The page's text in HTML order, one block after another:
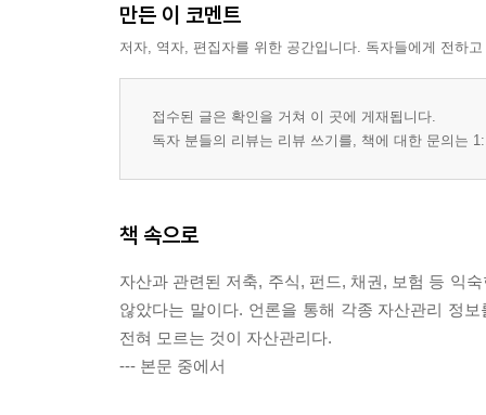
만든 이 코멘트
저자, 역자, 편집자를 위한 공간입니다. 독자들에게 전하
접수된 글은 확인을 거쳐 이 곳에 게재됩니다.
독자 분들의 리뷰는 리뷰 쓰기를, 책에 대한 문의는
책 속으로
자산과 관련된 저축, 주식, 펀드, 채권, 보험 등 익
않았다는 말이다. 언론을 통해 각종 자산관리 정
전혀 모르는 것이 자산관리다.
--- 본문 중에서